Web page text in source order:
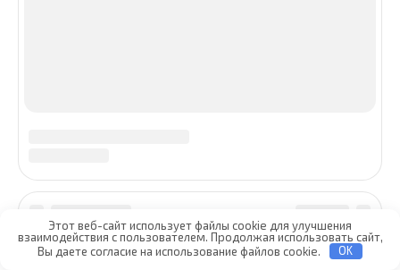
Этот веб-сайт использует файлы cookie для улучшения
взаимодействия с пользователем. Продолжая использовать сайт,
Вы даете согласие на использование файлов cookie.
OK